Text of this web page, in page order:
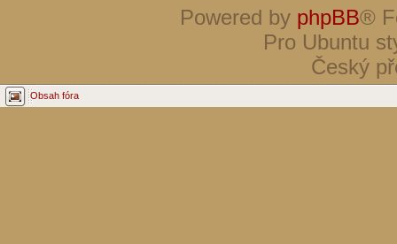
Powered by phpBB®
Pro Ubuntu
Český
Obsah fóra